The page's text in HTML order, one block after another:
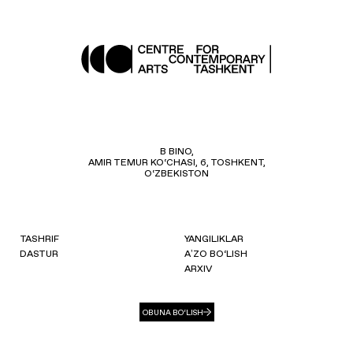
B BINO,
AMIR TEMUR KO‘CHASI, 6, TOSHKENT,
O‘ZBEKISTON
TASHRIF
DASTUR
YANGILIKLAR
AʼZO BO‘LISH
ARXIV
OBUNA BO‘LISH